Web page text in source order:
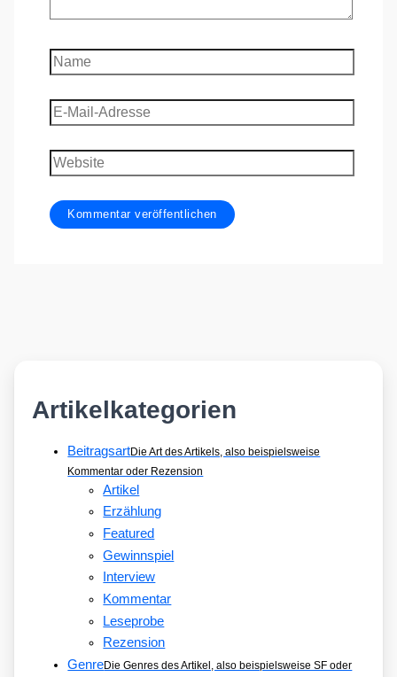
Name
E-
Mail-
Adresse
Website
Artikelkategorien
BeitragsartDie Art des Artikels, also beispielsweise
Kommentar oder Rezension
Artikel
Erzählung
Featured
Gewinnspiel
Interview
Kommentar
Leseprobe
Rezension
GenreDie Genres des Artikel, also beispielsweise SF oder